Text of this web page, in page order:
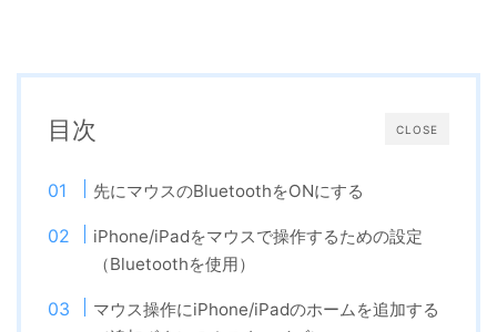
CLOSE
目次
先にマウスのBluetoothをONにする
iPhone/iPadをマウスで操作するための設定
（Bluetoothを使用）
マウス操作にiPhone/iPadのホームを追加する